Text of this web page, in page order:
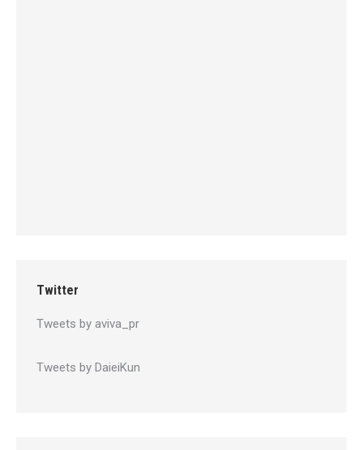
Twitter
Tweets by aviva_pr
Tweets by DaieiKun